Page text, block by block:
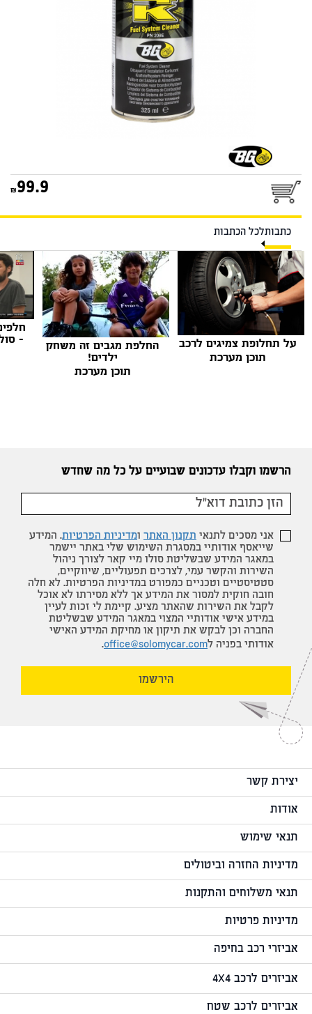
99.9
כתבותלכל הכתבות
על תחלופת צמיגים לרכב
תוכן מערכת
החלפת מגבים זה משחק
ילדים!
תוכן מערכת
-
הרשמו וקבלו עדכונים שבועיים על כל מה שחדש
אני מסכים לתנאי תקנון האתר ומדיניות הפרטיות. המידע
שייאסף אודותיי במסגרת השימוש שלי באתר יישמר
במאגר המידע שבשליטת סולו מיי קאר לצורך ניהול
השירות והקשר עמי, לצרכים תפעוליים, שיווקיים,
סטטיסטיים וטכניים כמפורט במדיניות הפרטיות. לא חלה
חובה חוקית למסור את המידע אך ללא מסירתו לא אוכל
לקבל את השירות שהאתר מציע. קיימת לי זכות לעיין
במידע אישי אודותיי המצוי במאגר המידע שבשליטת
החברה וכן לבקש את תיקון או מחיקת המידע האישי
אודותי בפניה לoffice@solomycar.com
.
הירשמו
יצירת קשר
אודות
תנאי שימוש
מדיניות החזרה וביטולים
תנאי משלוחים והתקנות
מדיניות פרטיות
אביזרי רכב בחיפה
אביזרים לרכב 4X4
אביזרים לרכב שטח